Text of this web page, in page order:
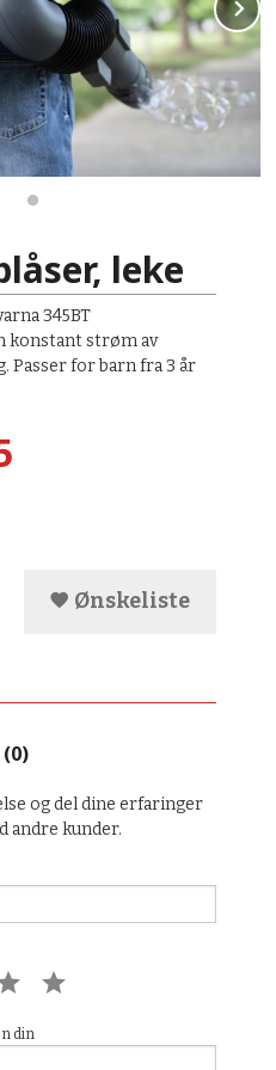
leke
345BT
konstant strøm av
Passer for barn fra 3 år
Ønskeliste
og del dine erfaringer
andre kunder.
5 star
din